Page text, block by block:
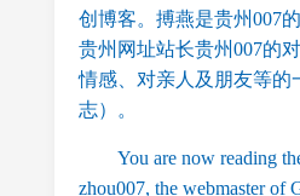
创博客。搏燕是贵州007
贵州网址站长贵州007的
情感、对亲人及朋友等的
志）。
You are now reading
zhou007, the webmaster of